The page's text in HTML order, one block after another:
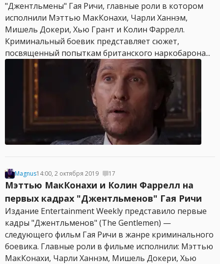
"Джентльмены" Гая Ричи, главные роли в котором
исполнили Мэттью МакКонахи, Чарли Ханнэм,
Мишель Докери, Хью Грант и Колин Фаррелл.
Криминальный боевик представляет сюжет,
посвященный попыткам британского наркобарона...
Magnus14:00, 2 октября 2019 17
Мэттью МакКонахи и Колин Фаррелл на
первых кадрах "Джентльменов" Гая Ричи
Издание Entertainment Weekly представило первые
кадры "Джентльменов" (The Gentlemen) —
следующего фильм Гая Ричи в жанре криминального
боевика. Главные роли в фильме исполнили: Мэттью
МакКонахи, Чарли Ханнэм, Мишель Докери, Хью